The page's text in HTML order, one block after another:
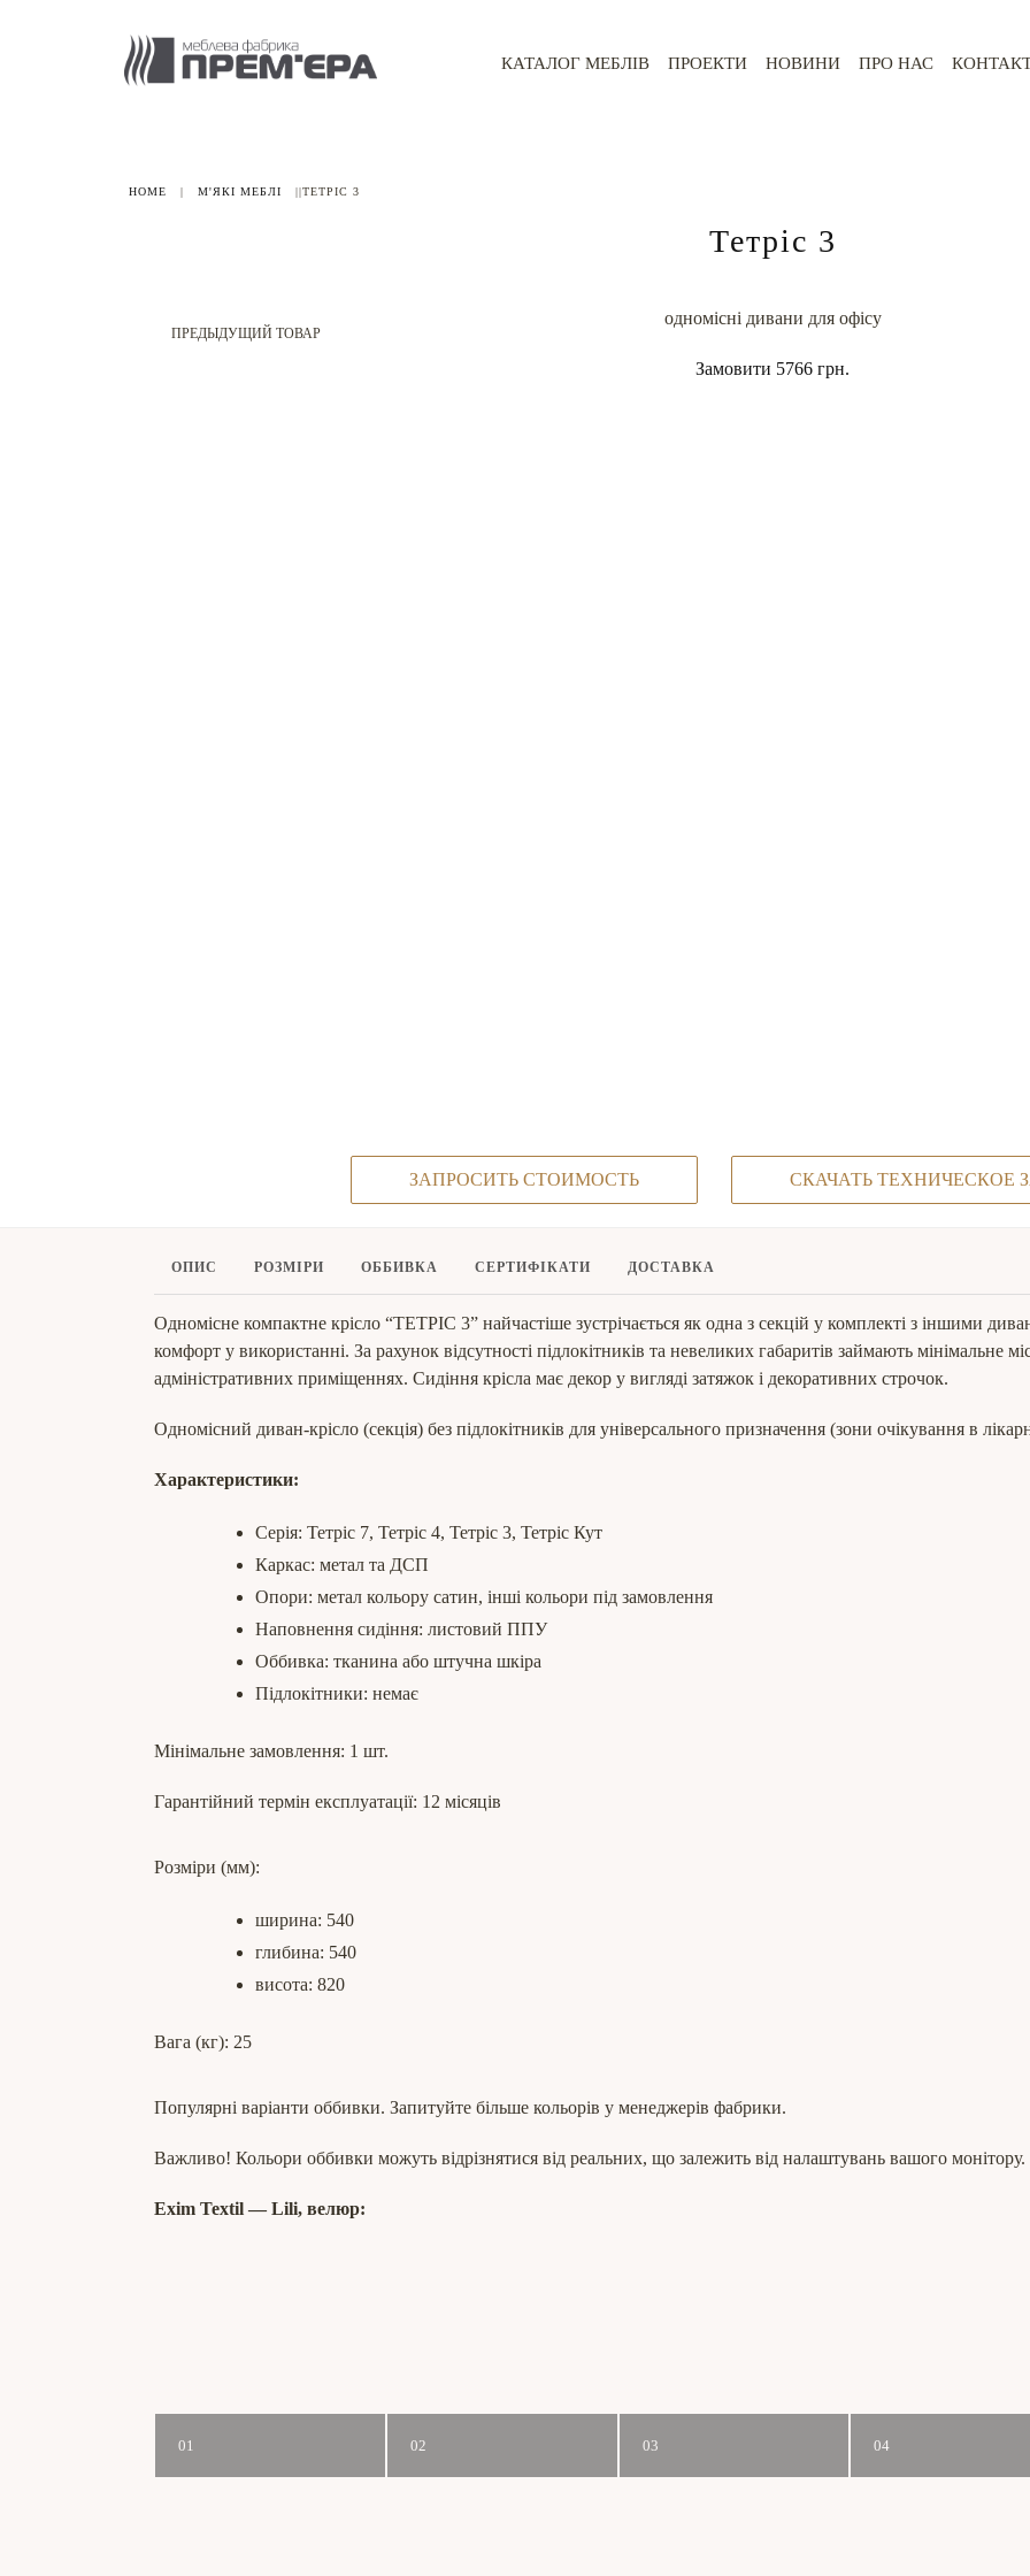
КАТАЛОГ МЕБЛІВ ПРОЕКТИ НОВИНИ ПРО НАС
HOME | М'ЯКІ МЕБЛІ ||ТЕТРІС 3
Тетріс 3
ЗАПРОСИТЬ СТОИМОСТЬ СКАЧАТЬ ТЕХНИЧЕСКОЕ
ПРЕДЫДУЩИЙ ТОВАР
одномісні дивани для офісу
Замовити 5766 грн.
ОПИС РОЗМІРИ ОББИВКА СЕРТИФІКАТИ ДОСТАВКА
Одномісне компактне крісло “ТЕТРІС 3” найчастіше зустрічається як одна з секцій у комплекті з іншими
комфорт у використанні. За рахунок відсутності підлокітників та невеликих габаритів займають мінімальне
адміністративних приміщеннях. Сидіння крісла має декор у вигляді затяжок і декоративних строчок.
Одномісний диван-крісло (секція) без підлокітників для універсального призначення (зони очікування в
Характеристики:
Серія: Тетріс 7, Тетріс 4, Тетріс 3, Тетріс Кут
Каркас: метал та ДСП
Опори: метал кольору сатин, інші кольори під замовлення
Наповнення сидіння: листовий ППУ
Оббивка: тканина або штучна шкіра
Підлокітники: немає
Мінімальне замовлення: 1 шт.
Гарантійний термін експлуатації: 12 місяців
Розміри (мм):
ширина: 540
глибина: 540
висота: 820
Вага (кг): 25
Популярні варіанти оббивки. Запитуйте більше кольорів у менеджерів фабрики.
Важливо! Кольори оббивки можуть відрізнятися від реальних, що залежить від налаштувань вашого монітору.
Exim Textil ― Lili, велюр:
01 02 03 04